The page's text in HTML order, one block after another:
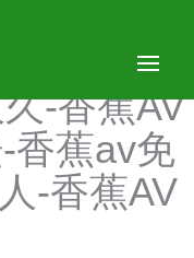
护士AV
观看-香
-香蕉AV
香蕉av免
-香蕉AV